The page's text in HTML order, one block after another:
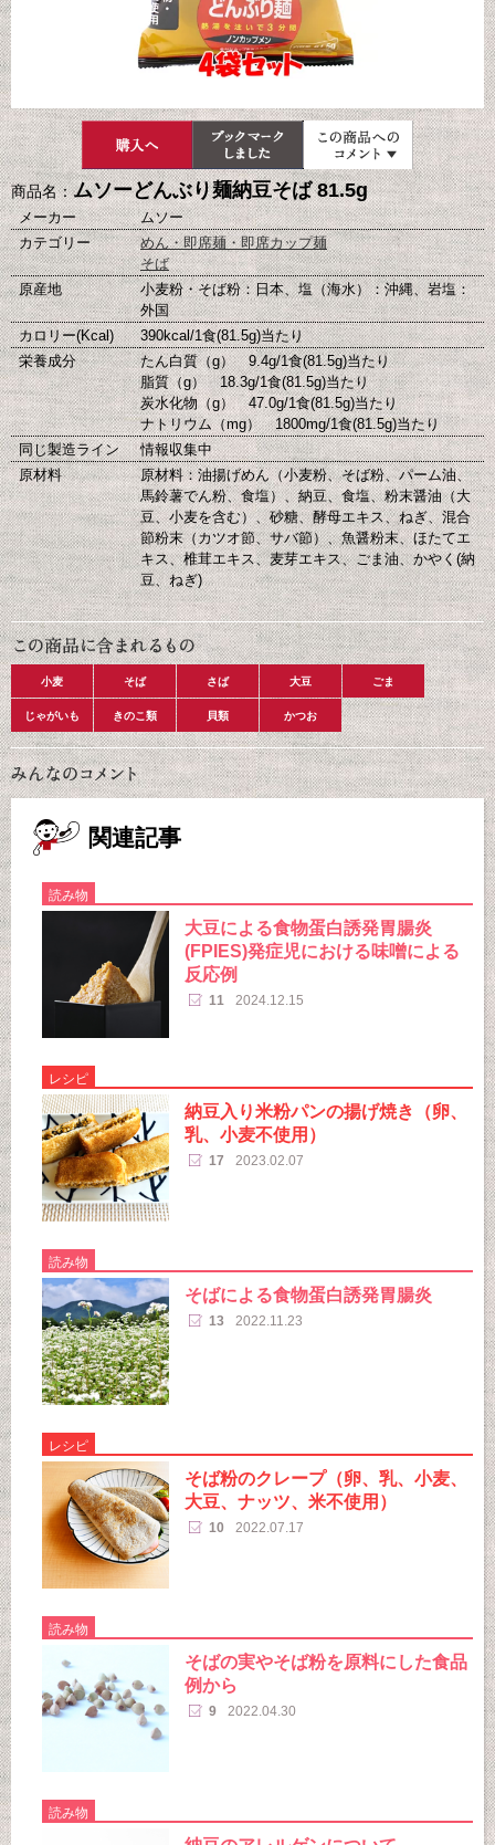
商品名：ムソーどんぶり麺納豆そば 81.5g
メーカー
ムソー
カテゴリー
めん・即席麺・即席カップ麺
そば
原産地
小麦粉・そば粉：日本、塩（海水）：沖縄、岩塩：
外国
カロリー(Kcal)
390kcal/1食(81.5g)当たり
栄養成分
たん白質（g） 9.4g/1食(81.5g)当たり
脂質（g） 18.3g/1食(81.5g)当たり
炭水化物（g） 47.0g/1食(81.5g)当たり
ナトリウム（mg） 1800mg/1食(81.5g)当たり
同じ製造ライン
情報収集中
原材料
原材料：油揚げめん（小麦粉、そば粉、パーム油、
馬鈴薯でん粉、食塩）、納豆、食塩、粉末醤油（大
豆、小麦を含む）、砂糖、酵母エキス、ねぎ、混合
節粉末（カツオ節、サバ節）、魚醤粉末、ほたてエ
キス、椎茸エキス、麦芽エキス、ごま油、かやく(納
豆、ねぎ)
小麦 そば さば 大豆 ごま
じゃがいも きのこ類 貝類 かつお
関連記事
読み物
大豆による食物蛋白誘発胃腸炎
(FPIES)発症児における味噌による
反応例
11 2024.12.15
レシピ
納豆入り米粉パンの揚げ焼き（卵、
乳、小麦不使用）
17 2023.02.07
読み物
そばによる食物蛋白誘発胃腸炎
13 2022.11.23
レシピ
そば粉のクレープ（卵、乳、小麦、
大豆、ナッツ、米不使用）
10 2022.07.17
読み物
そばの実やそば粉を原料にした食品
例から
9 2022.04.30
読み物